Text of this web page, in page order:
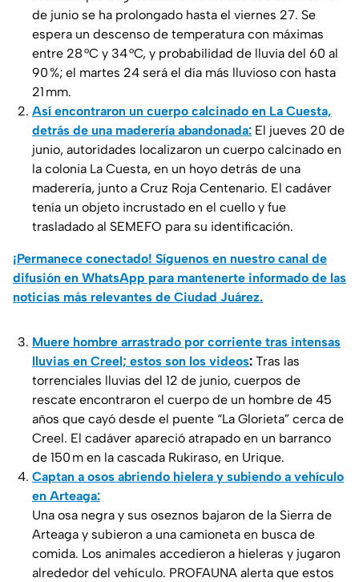
de junio se ha prolongado hasta el viernes 27. Se
espera un descenso de temperatura con máximas
entre 28 °C y 34 °C, y probabilidad de lluvia del 60 al
90 %; el martes 24 será el día más lluvioso con hasta
21 mm.
Así encontraron un cuerpo calcinado en La Cuesta,
detrás de una maderería abandonada: El jueves 20 de
junio, autoridades localizaron un cuerpo calcinado en
la colonia La Cuesta, en un hoyo detrás de una
maderería, junto a Cruz Roja Centenario. El cadáver
tenía un objeto incrustado en el cuello y fue
trasladado al SEMEFO para su identificación.
¡Permanece conectado! Síguenos en nuestro canal de
difusión en WhatsApp para mantenerte informado de las
noticias más relevantes de Ciudad Juárez.
Muere hombre arrastrado por corriente tras intensas
lluvias en Creel; estos son los videos: Tras las
torrenciales lluvias del 12 de junio, cuerpos de
rescate encontraron el cuerpo de un hombre de 45
años que cayó desde el puente “La Glorieta” cerca de
Creel. El cadáver apareció atrapado en un barranco
de 150 m en la cascada Rukiraso, en Urique.
Captan a osos abriendo hielera y subiendo a vehículo
en Arteaga:
Una osa negra y sus oseznos bajaron de la Sierra de
Arteaga y subieron a una camioneta en busca de
comida. Los animales accedieron a hieleras y jugaron
alrededor del vehículo. PROFAUNA alerta que estos